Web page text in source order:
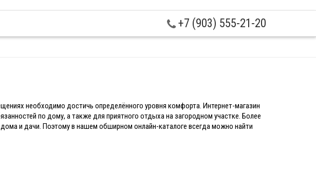
+7 (903) 555-21-20
необходимо достичь определённого уровня комфорта. Интернет-магазин
по дому, а также для приятного отдыха на загородном участке. Более
и дачи. Поэтому в нашем обширном онлайн-каталоге всегда можно найти